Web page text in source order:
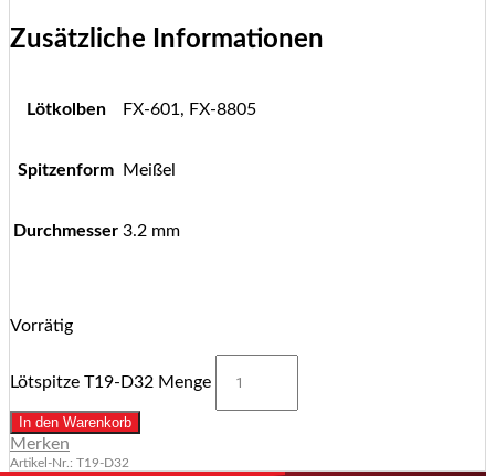
Zusätzliche Informationen
Lötkolben FX-601, FX-8805
Spitzenform Meißel
Durchmesser 3.2 mm
Vorrätig
Lötspitze T19-D32 Menge
In den Warenkorb
Merken
Artikel-Nr.: T19-D32